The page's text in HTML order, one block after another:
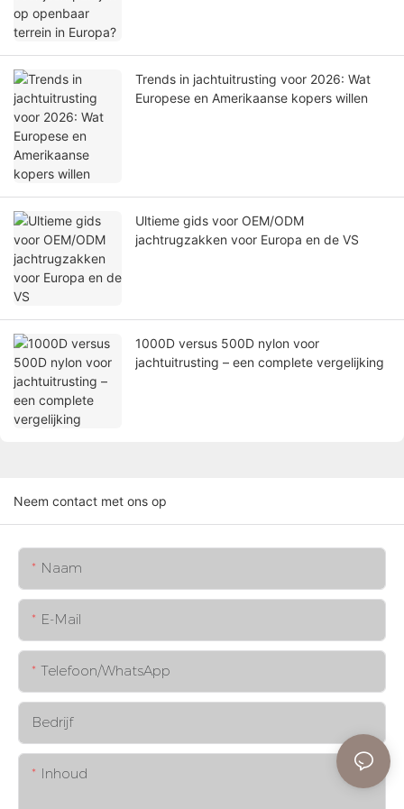
Trends in jachtuitrusting voor 2026: Wat
Europese en Amerikaanse kopers willen
Ultieme gids voor OEM/ODM
jachtrugzakken voor Europa en de VS
1000D versus 500D nylon voor
jachtuitrusting – een complete vergelijking
Neem contact met ons op
Naam
E-Mail
Telefoon/WhatsApp
Bedrijf
Inhoud